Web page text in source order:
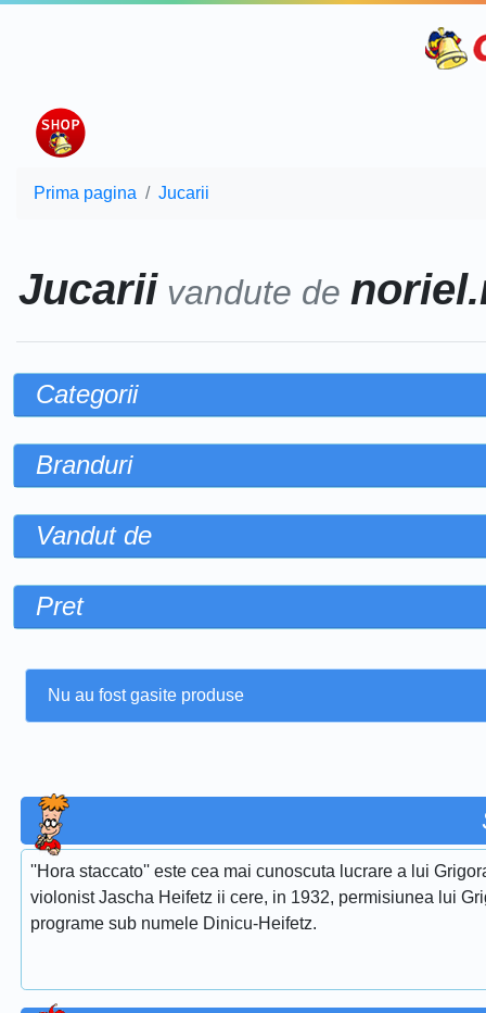
Prima pagina Jucarii
Jucariivandute de
Categorii
Branduri
Vandut de
Pret
Nu au fost gasite produse
''Hora staccato'' este cea mai cunoscuta lucrare a lui
violonist Jascha Heifetz ii cere, in 1932, permisiunea lui
programe sub numele Dinicu-Heifetz.